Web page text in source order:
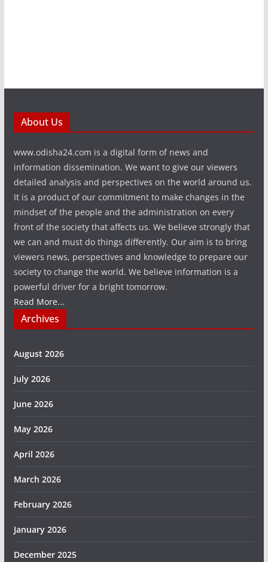
About Us
www.odisha24.com is a digital form of news and
information dissemination. We want to give our viewers
detailed analysis and perspectives on the world around us.
It is a product of our commitment to make changes in the
mindset of the people and the administration on every
front of the society that affects us. We believe strongly that
we can and must do things differently. Our aim is to bring
viewers news, perspectives and knowledge to prepare our
society to change the world. We believe information is a
powerful driver for a bright tomorrow.
Read More...
Archives
August 2026
July 2026
June 2026
May 2026
April 2026
March 2026
February 2026
January 2026
December 2025